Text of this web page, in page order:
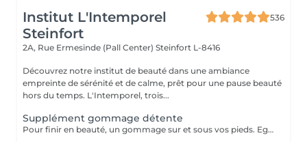
Institut L'Intemporel
Steinfort
536
2A, Rue Ermesinde (Pall Center) Steinfort L-8416
Découvrez notre institut de beauté dans une ambiance
empreinte de sérénité et de calme, prêt pour une pause beauté
hors du temps. L'Intemporel, trois...
Supplément gommage détente
Pour finir en beauté, un gommage sur et sous vos pieds. Egalement entre les orteils. Pour une meilleure pénétration de la crème pieds. Uniquement avec un service de beauté des pieds / pédicure effectué à l'institut le même jour.